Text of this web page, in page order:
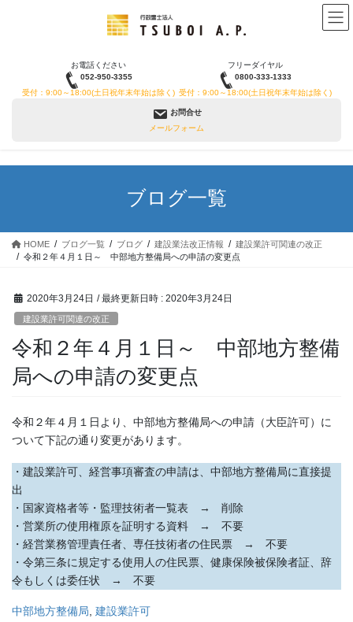
お電話ください
052-950-3355
受付：9:00～18:00(土日祝年末年始は除く)
フリーダイヤル
0800-333-1333
受付：9:00～18:00(土日祝年末年始は除く)
お問合せ
メールフォーム
ブログ一覧
HOME ブログ一覧 ブログ 建設業法改正情報
建設業許可関連の改正
令和２年４月１日～ 中部地方整備局への申請の変更点
2020年3月24日 / 最終更新日時 : 2020年3月24日
建設業許可関連の改正
令和２年４月１日～ 中部地方整備
局への申請の変更点
令和２年４月１日より、中部地方整備局への申請（大臣許可）に
ついて下記の通り変更があります。
・建設業許可、経営事項審査の申請は、中部地方整備局に直接提
出
・国家資格者等・監理技術者一覧表 → 削除
・営業所の使用権原を証明する資料 → 不要
・経営業務管理責任者、専任技術者の住民票 → 不要
・令第三条に規定する使用人の住民票、健康保険被保険者証、辞
令もしくは委任状 → 不要
中部地方整備局 建設業許可